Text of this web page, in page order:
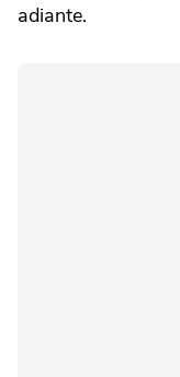
adiante.